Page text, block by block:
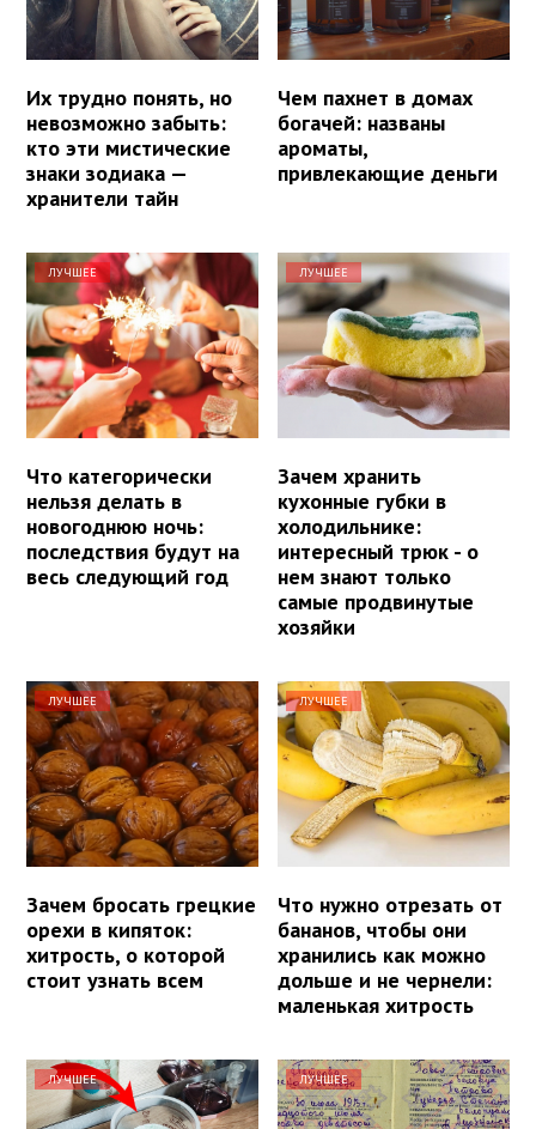
Их трудно понять, но
невозможно забыть:
кто эти мистические
знаки зодиака —
хранители тайн
Чем пахнет в домах
богачей: названы
ароматы,
привлекающие деньги
ЛУЧШЕЕ
Что категорически
нельзя делать в
новогоднюю ночь:
последствия будут на
весь следующий год
ЛУЧШЕЕ
Зачем хранить
кухонные губки в
холодильнике:
интересный трюк - о
нем знают только
самые продвинутые
хозяйки
ЛУЧШЕЕ
Зачем бросать грецкие
орехи в кипяток:
хитрость, о которой
стоит узнать всем
ЛУЧШЕЕ
Что нужно отрезать от
бананов, чтобы они
хранились как можно
дольше и не чернели:
маленькая хитрость
ЛУЧШЕЕ ЛУЧШЕЕ